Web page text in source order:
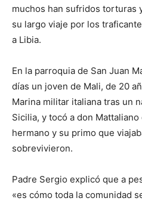
muchos han sufridos torturas
su largo viaje por los
a Libia.
En la parroquia de San Juan
días un joven de Mali, de 20
Marina militar italiana tras un
Sicilia, y tocó a don
hermano y su primo que
sobrevivieron.
Padre Sergio explicó que a
«es cómo toda la comunidad